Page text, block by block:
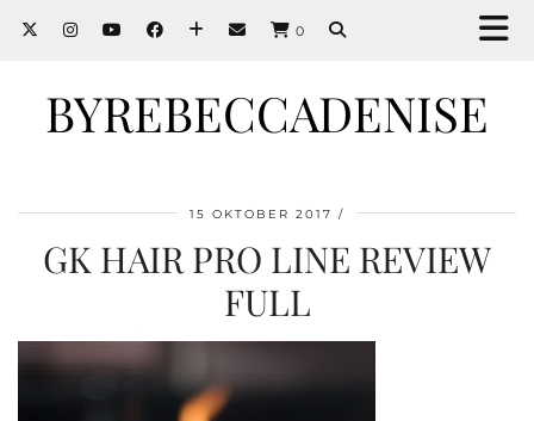
0
BYREBECCADENISE
15 OKTOBER 2017
GK HAIR PRO LINE REVIEW
FULL